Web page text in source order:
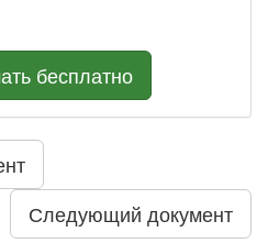
бесплатно
Следующий документ